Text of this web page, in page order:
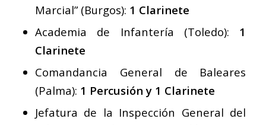
Marcial” (Burgos): 1 Clarinete
Academia de Infantería (Toledo): 1
Clarinete
Comandancia General de Baleares
(Palma): 1 Percusión y 1 Clarinete
Jefatura de la Inspección General del